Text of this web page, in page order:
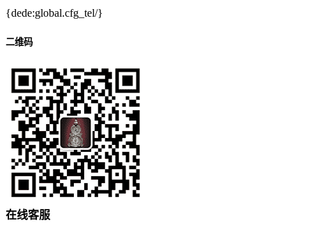
{dede:global.cfg_tel/}
二维码
在线客服